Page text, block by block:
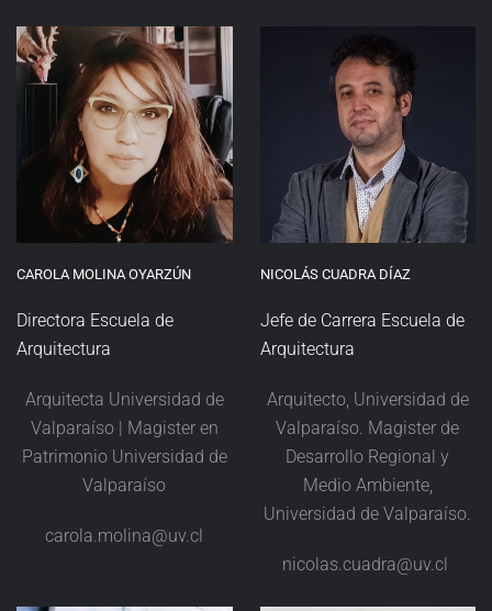
CAROLA MOLINA OYARZÚN
Directora Escuela de
Arquitectura
Arquitecta Universidad de
Valparaíso | Magister en
Patrimonio Universidad de
Valparaíso
carola.molina@uv.cl
NICOLÁS CUADRA DÍAZ
Jefe de Carrera Escuela de
Arquitectura
Arquitecto, Universidad de
Valparaíso. Magister de
Desarrollo Regional y
Medio Ambiente,
Universidad de Valparaíso.
nicolas.cuadra@uv.cl